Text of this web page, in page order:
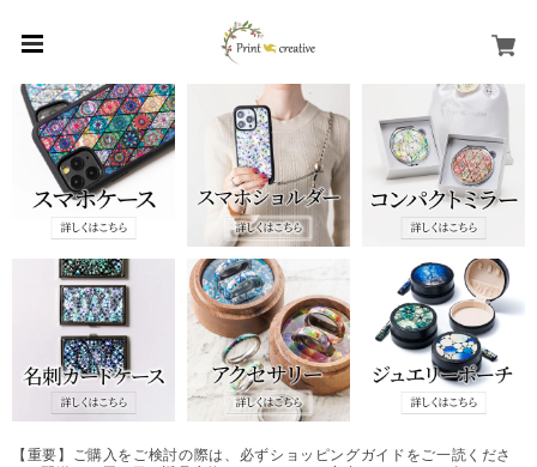
【重要】ご購入をご検討の際は、必ずショッピングガイドをご一読くださ